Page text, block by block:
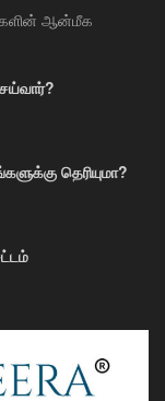
ஆன்மீக
தெரியுமா?